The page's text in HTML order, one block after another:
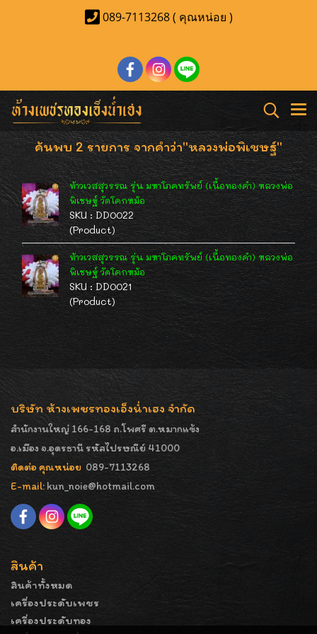
089-7113268 ( คุณหน่อย )
ค้นพบ 2 รายการ จากคำว่า"หลวงพ่อพิเชษฐ์"
ท้าวเวสสุวรรณ รุ่น มหาโภคทรัพย์ (เนื้อทองคำ) หลวงพ่อ
พิเชษฐ์ วัดโคกหม้อ
SKU : DD0022
(Product)
ท้าวเวสสุวรรณ รุ่น มหาโภคทรัพย์ (เนื้อทองคำ) หลวงพ่อ
พิเชษฐ์ วัดโคกหม้อ
SKU : DD0021
(Product)
บริษัท ห้างเพชรทองเอ็งน่ำเฮง จำกัด
สำนักงานใหญ่ 166-168 ถ.โพศรี ต.หมากแข้ง
อ.เมือง จ.อุดรธานี รหัสไปรษณีย์ 41000
ติดต่อ คุณหน่อย 089-7113268
E-mail: kun_noie@hotmail.com
สินค้า
สินค้าทั้งหมด
เครื่องประดับเพชร
เครื่องประดับทอง